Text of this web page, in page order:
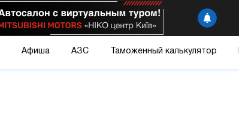
Афиша АЗС Таможенный калькулятор